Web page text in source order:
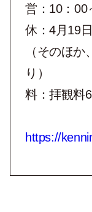
営：10：00
休：4月19
（そのほ
り）
料：拝観料
https://